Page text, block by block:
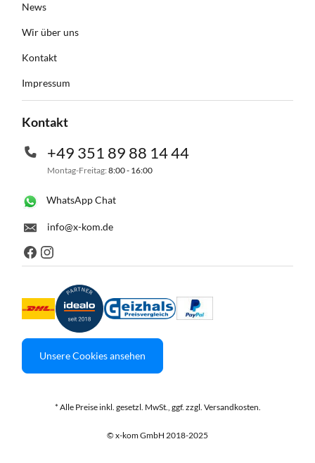
News
Wir über uns
Kontakt
Impressum
Kontakt
+49 351 89 88 14 44
Montag-Freitag: 8:00 - 16:00
WhatsApp Chat
info@x-kom.de
Unsere Cookies ansehen
© x-kom GmbH 2018-2025
* Alle Preise inkl. gesetzl. MwSt., ggf. zzgl. Versandkosten.